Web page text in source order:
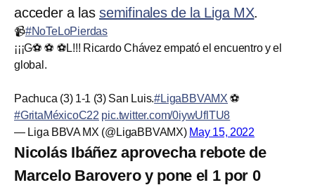
acceder a lassemifinales de la Liga MX.
📹#NoTeLoPierdas
¡¡¡G⚽ ⚽ ⚽L!!! Ricardo Chávez empató el encuentro y el
global.
Pachuca (3) 1-1 (3) San Luis.#LigaBBVAMX ⚽
#GritaMéxicoC22 pic.twitter.com/0iywUflTU8
— Liga BBVA MX (@LigaBBVAMX) May 15, 2022
Nicolás Ibáñez aprovecha rebote de
Marcelo Barovero y pone el 1 por 0